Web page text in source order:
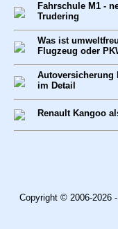
Fahrschule M1 -
Trudering
Was ist
Flugzeug oder
Autoversicherung
im Detail
Renault Kangoo
Copyright © 2006-